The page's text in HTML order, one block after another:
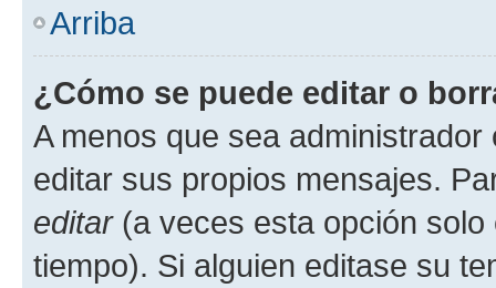
Arriba
¿Cómo se puede editar o
A menos que sea
editar sus propios mensajes.
editar(a veces esta opción solo
tiempo). Si alguien editase su